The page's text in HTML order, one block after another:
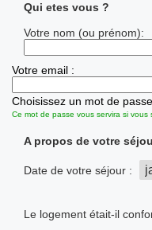
Qui etes vous ?
Votre nom (ou prénom):
Votre email :
Choisissez un mot de
Ce mot de passe vous servira si
A propos de votre
Date de votre séjour :
Le logement était-il